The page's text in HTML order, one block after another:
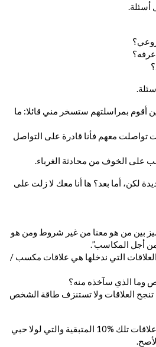
أسئلة.
أقوم بمراسلتهم ستسخر مني قائلا: ما
تواصلت معهم فأنا قادرة على التواصل
على الخوف من محادثة الغرباء.
لكن، أما بعد؟ ها أنا معك لا زلت على
بين من هو معنا من غير شروط ومن هو
أجل المكاسب”.
معك 90% من العلاقات التي ندخلها هي علاقات مكسب /
وما الذي سآخذه منه؟
تنجح العلاقات ولا تستنزف طاقة الشخص
ولكن و بعد ااااه كبيرة هنالك علاقات تلك %10 المتبقية والتي لولا حبي